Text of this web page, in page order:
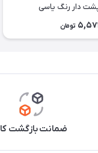
دار رنگ یاسی
تومان
ضمانت بازگشت